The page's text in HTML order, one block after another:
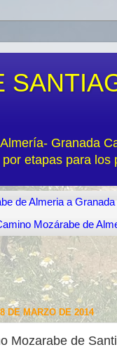
Granada
etapas para
de Almeria a Granada
Mozárabe de
DE MARZO DE 2014
Mozarabe de